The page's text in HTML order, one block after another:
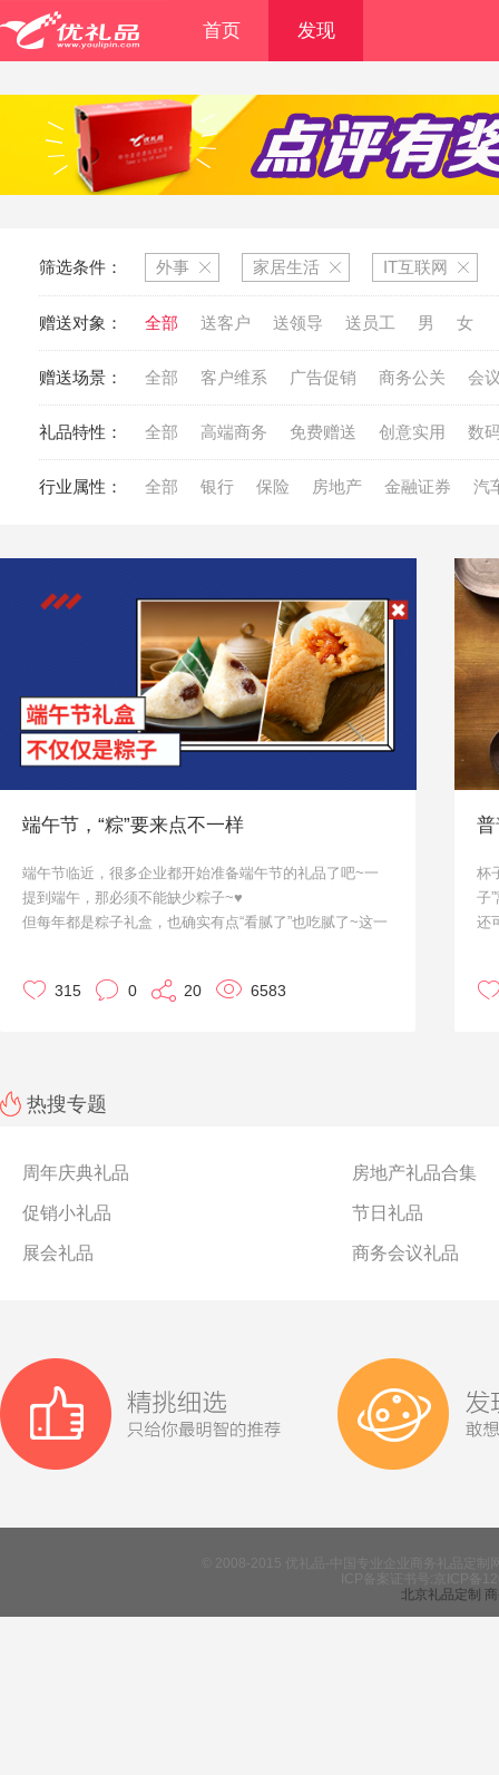
首页 发现
筛选条件： 外事 家居生活 IT互联网
赠送对象： 全部 送客户 送领导 送员工 男 女
赠送场景： 全部 客户维系 广告促销 商务公关 会
礼品特性： 全部 高端商务 免费赠送 创意实用 数
行业属性： 全部 银行 保险 房地产 金融证券 汽
端午节，“粽”要来点不一样
端午节临近，很多企业都开始准备端午节的礼品了吧~一
提到端午，那必须不能缺少粽子~♥
但每年都是粽子礼盒，也确实有点“看腻了”也吃腻了~这一
315 0 20 6583
杯
子
还
热搜专题
周年庆典礼品 房地产礼品合集
促销小礼品 节日礼品
展会礼品 商务会议礼品
北京礼品定制